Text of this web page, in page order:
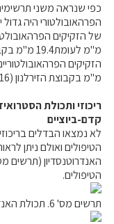
כפי שנראה משני
הפרהאובולטורי היה
מ"מ בקבוצת הזירלנון (P < 0.16).
ריכוזי ותכולת
קדם-ביוציים
לא נמצאו הבדלים
הטיפולים ואולם ניתן
הטיפולים.
תרשים מס' 6. תכולת האנדרוסטנדיון בזקיקים פרהאובולטוריים